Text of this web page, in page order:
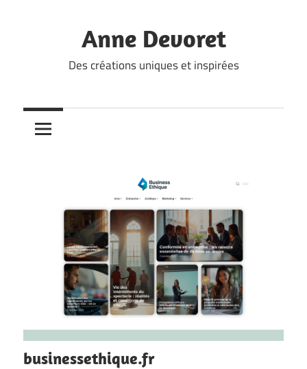
Anne Devoret
Des créations uniques et inspirées
businessethique.fr